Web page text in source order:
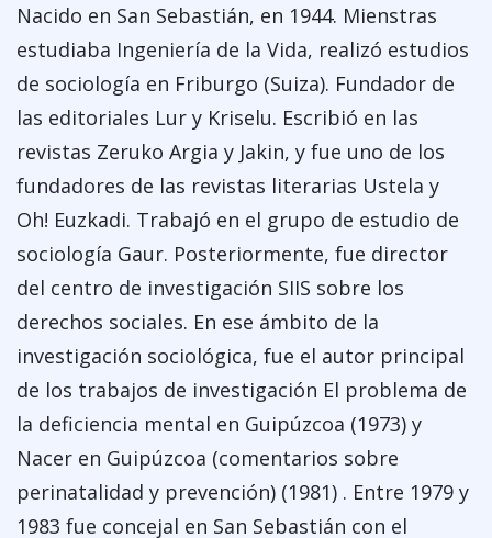
Nacido en San Sebastián, en 1944. Mienstras
estudiaba Ingeniería de la Vida, realizó estudios
de sociología en Friburgo (Suiza). Fundador de
las editoriales Lur y Kriselu. Escribió en las
revistas Zeruko Argia y Jakin, y fue uno de los
fundadores de las revistas literarias Ustela y
Oh! Euzkadi. Trabajó en el grupo de estudio de
sociología Gaur. Posteriormente, fue director
del centro de investigación SIIS sobre los
derechos sociales. En ese ámbito de la
investigación sociológica, fue el autor principal
de los trabajos de investigación El problema de
la deficiencia mental en Guipúzcoa (1973) y
Nacer en Guipúzcoa (comentarios sobre
perinatalidad y prevención) (1981) . Entre 1979 y
1983 fue concejal en San Sebastián con el